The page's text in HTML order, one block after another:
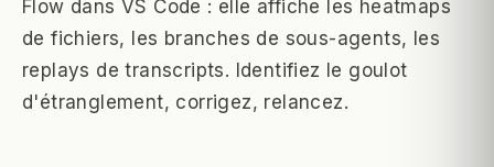
Flow dans VS Code : elle affiche les heatmaps
de fichiers, les branches de sous-agents, les
replays de transcripts. Identifiez le goulot
d'étranglement, corrigez, relancez.